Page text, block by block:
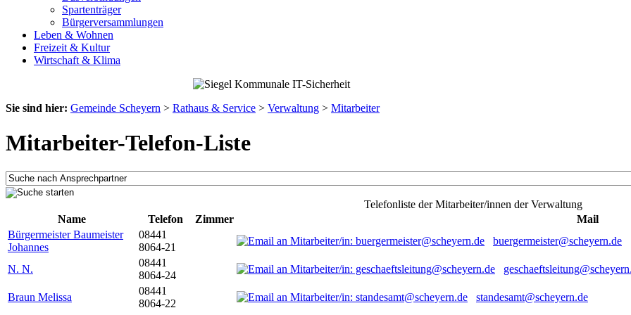
Spartenträger
Bürgerversammlungen
Leben & Wohnen
Freizeit & Kultur
Wirtschaft & Klima
Sie sind hier: Gemeinde Scheyern > Rathaus & Service > Verwaltung > Mitarbeiter
Mitarbeiter-Telefon-Liste
Telefonliste der Mitarbeiter/innen der Verwaltung
Name
Telefon Zimmer
Mail
Bürgermeister Baumeister
Johannes
08441
8064-21
buergermeister@scheyern.de
N. N.
08441
8064-24
Braun Melissa
08441
8064-22
standesamt@scheyern.de